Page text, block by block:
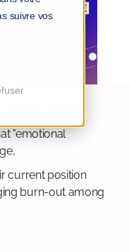
suivre vos
are exhausted:
"emotional
current position
burn-out among